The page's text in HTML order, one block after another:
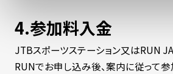
4.参加料入金
JTBスポーツステーション又はRUN
RUNでお申し込み後、案内に従って